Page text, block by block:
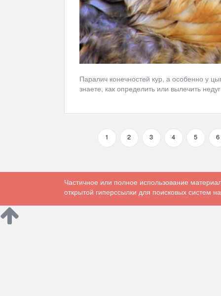
Паралич конечностей кур, а особенно у
знаете, как определить или вылечить
1 2 3 4 5 6
Частичное или полное использование
открытой гиперссылки для поисковых систем